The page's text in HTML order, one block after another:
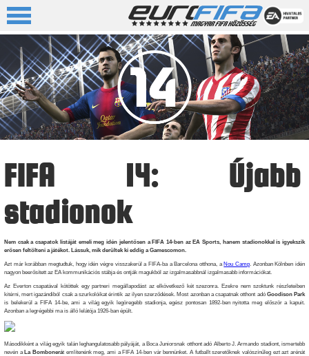
FIFA 14: Újabb
stadionok
Nem csak a csapatok listáját emeli meg idén jelentősen a FIFA 14-ben az EA Sports, hanem stadionokkal is igyekszik
erősen feltölteni a játékot. Lássuk, mik derültek ki eddig a Gamescomon.
Azt már korábban megtudtuk, hogy idén végre visszakerül a FIFA-ba a Barcelona otthona, a Nou Camp . Azonban Kölnben idén
nagyon beerősített az EA kommunikációs stábja és ontják magukból az izgalmasabbnál izgalmasabb információkat.
Az Everton csapatával kötöttek egy partneri megállapodást az elkövetkező két szezonra. Ezekre nem szoktunk részleteiben
kitérni, mert igazándiból csak a szurkolóikat érintik az ilyen szerződések. Most azonban a csapatnak otthont adó Goodison Park
is belekerül a FIFA 14-be, ami a világ egyik legöregebb stadionja, egész pontosan 1892-ben nyitotta meg először a kapuit.
Azonban a legrégebbi ma is álló lelátója 1926-ban épült.
Másodikként a világ egyik talán leghangulatosabb pályáját, a Boca Juniorsnak otthont adó Alberto J. Armando stadiont, ismertebb
nevén a
La Bombonerát említenénk meg, ami a FIFA 14-ben vár bennünket. A futballt szeretőknek valószínűleg ezt azt arénát